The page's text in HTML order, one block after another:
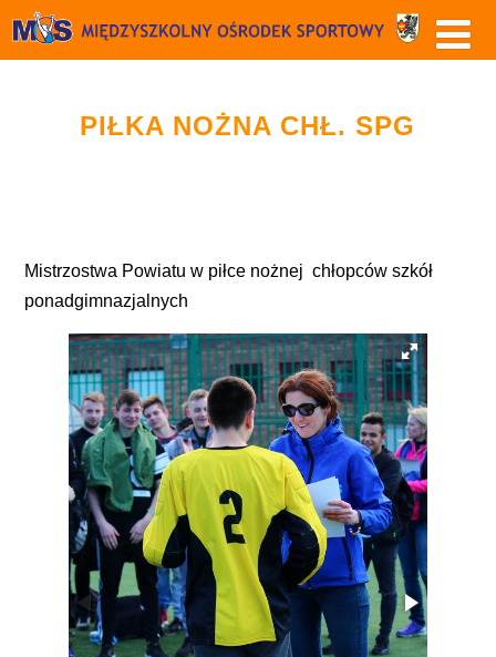
PIŁKA NOŻNA CHŁ. SPG
Mistrzostwa Powiatu w piłce nożnej chłopców szkół
ponadgimnazjalnych